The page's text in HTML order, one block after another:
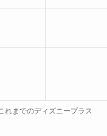
れまでのディズニープラス